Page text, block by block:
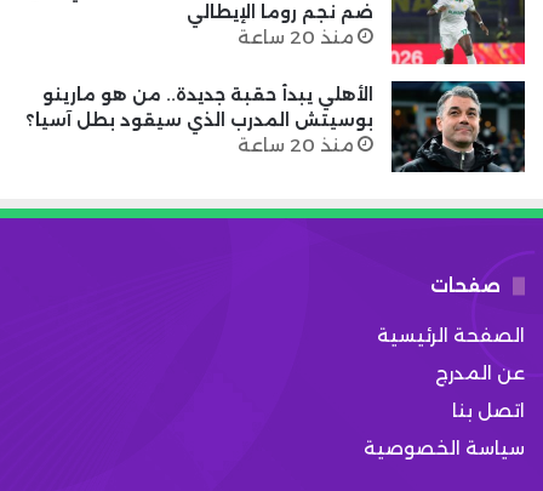
ضم نجم روما الإيطالي
منذ 20 ساعة
الأهلي يبدأ حقبة جديدة.. من هو مارينو
بوسيتش المدرب الذي سيقود بطل آسيا؟
منذ 20 ساعة
صفحات
الصفحة الرئيسية
عن المدرج
اتصل بنا
سياسة الخصوصية